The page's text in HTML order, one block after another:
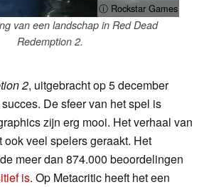
ⓘ Rockstar Games
van een landschap in Red Dead
Redemption 2.
2, uitgebracht op 5 december
De sfeer van het spel is
zijn erg mooi. Het verhaal van
ook veel spelers geraakt. Het
meer dan 874.000 beoordelingen
is. Op Metacritic heeft het een